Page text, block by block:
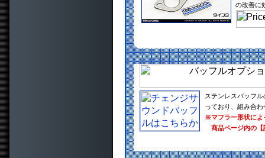
の改善に
ステンレスバッフ
っており、組み合
※マフラー形状によ
商品ページ内の【